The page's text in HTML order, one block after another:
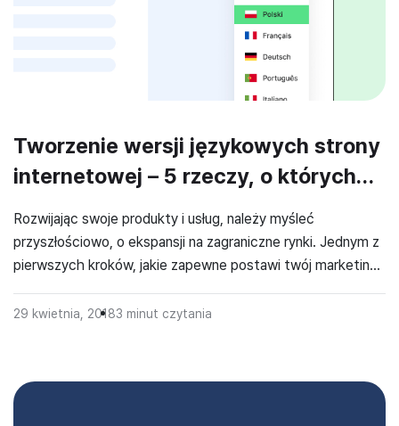
Tworzenie wersji językowych strony
internetowej – 5 rzeczy, o których
trzeba wiedzieć
Rozwijając swoje produkty i usług, należy myśleć
przyszłościowo, o ekspansji na zagraniczne rynki. Jednym z
pierwszych kroków, jakie zapewne postawi twój marketing
internetowej. Poniżej prezentujemy kilka spostrzeżeń, jakie
języki a nie flagi Warto pamiętać, że za […]
29 kwietnia, 20183 minut czytania